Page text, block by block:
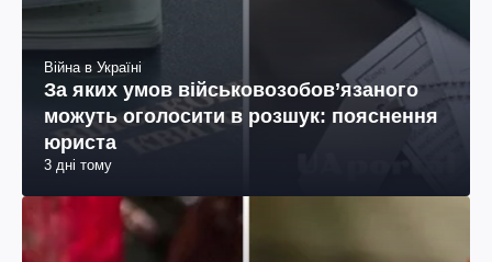
Війна в Україні
За яких умов військовозобов’язаного
можуть оголосити в розшук: пояснення
юриста
3 дні тому